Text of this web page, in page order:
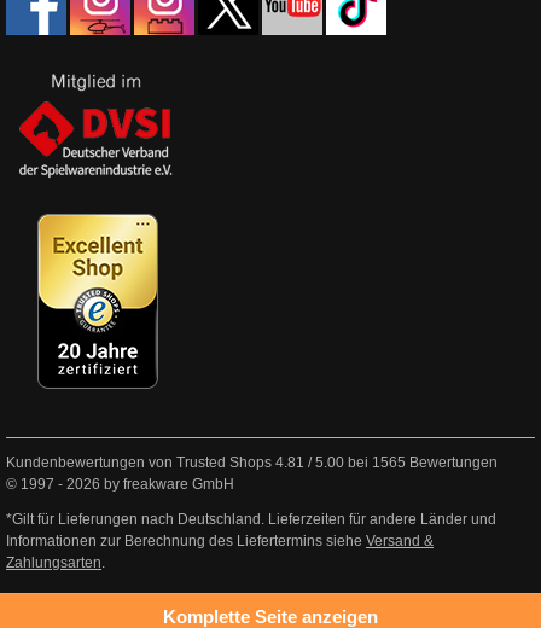
Kundenbewertungen von Trusted Shops 4.81 /5.00 bei 1565 Bewertungen
© 1997 - 2026 by freakware GmbH
*Gilt für Lieferungen nach Deutschland. Lieferzeiten für andere Länder und
Informationen zur Berechnung des Liefertermins siehe Versand &
Zahlungsarten.
Komplette Seite anzeigen